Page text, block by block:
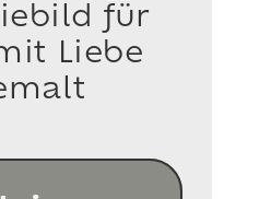
für
Liebe